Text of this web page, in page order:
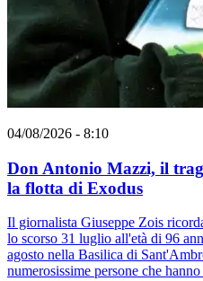
04/08/2026 - 8:10
Don Antonio Mazzi, il
la flotta di Exodus
Il giornalista Giuseppe Zois
lo scorso 31 luglio all'età di 96
agosto nella Basilica di
numerosissime persone che